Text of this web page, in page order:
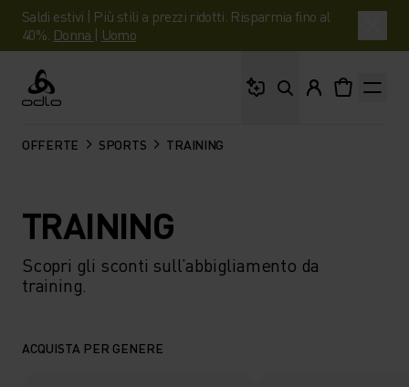
Saldi estivi | Più stili a prezzi ridotti. Risparmia fino al
40%. Donna | Uomo
Odlo
OFFERTE SPORTS TRAINING
TRAINING
Scopri gli sconti sull’abbigliamento da
training.
ACQUISTA PER GENERE